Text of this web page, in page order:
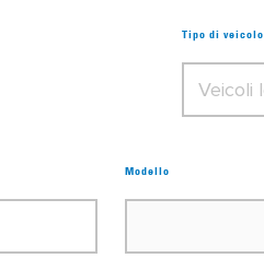
Tipo di veicolo
Modello